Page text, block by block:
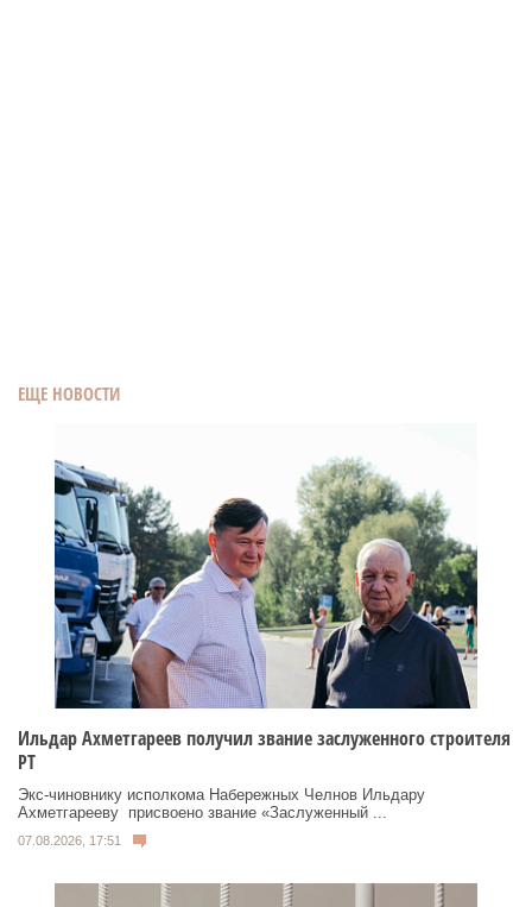
ЕЩЕ НОВОСТИ
Ильдар Ахметгареев получил звание заслуженного строителя
РТ
Экс‑чиновнику исполкома Набережных Челнов Ильдару
Ахметгарееву присвоено звание «Заслуженный ...
07.08.2026, 17:51